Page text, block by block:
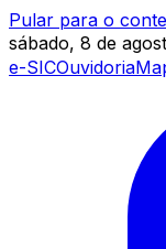
Pular para o
sábado, 8 de
e-SICOuvidoria